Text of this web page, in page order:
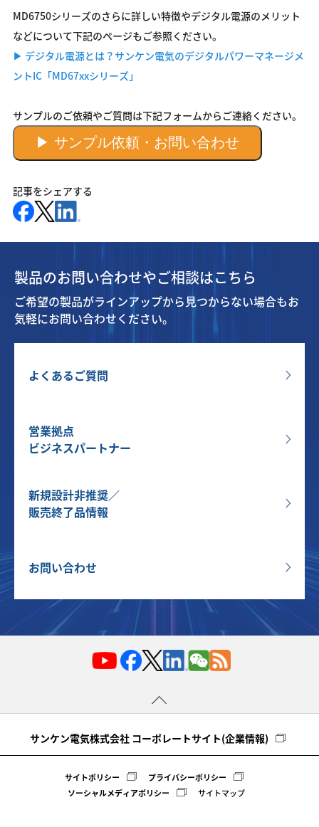
MD6750シリーズのさらに詳しい特徴やデジタル電源のメリット
などについて下記のページもご参照ください。
▶ デジタル電源とは？サンケン電気のデジタルパワーマネージメ
ントIC「MD67xxシリーズ」
サンプルのご依頼やご質問は下記フォームからご連絡ください。
▶ サンプル依頼・お問い合わせ
記事をシェアする
製品のお問い合わせやご相談はこちら
ご希望の製品がラインアップから見つからない場合もお
気軽にお問い合わせください。
よくあるご質問
営業拠点
ビジネスパートナー
新規設計非推奨／
販売終了品情報
お問い合わせ
サンケン電気株式会社 コーポレートサイト(企業情報)
サイトポリシー
プライバシーポリシー
ソーシャルメディアポリシー
サイトマップ